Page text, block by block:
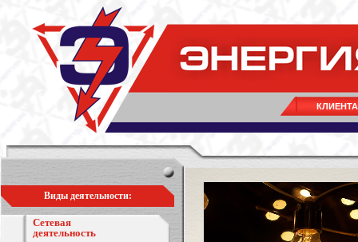
Виды деятельности:
Сетевая
деятельность